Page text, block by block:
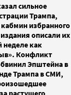
сильное
Трампа,
избранного
описали их
как
Конфликт
Эпштейна в
Трампа в СМИ,
растущего